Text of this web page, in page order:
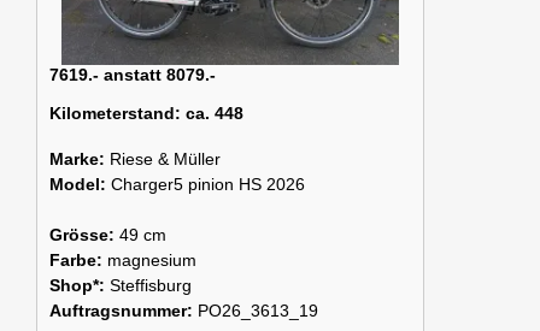
7619.- anstatt 8079.-
Kilometerstand: ca. 448
Marke: Riese & Müller
Model: Charger5 pinion HS 2026
Grösse: 49 cm
Farbe: magnesium
Shop*: Steffisburg
Auftragsnummer: PO26_3613_19